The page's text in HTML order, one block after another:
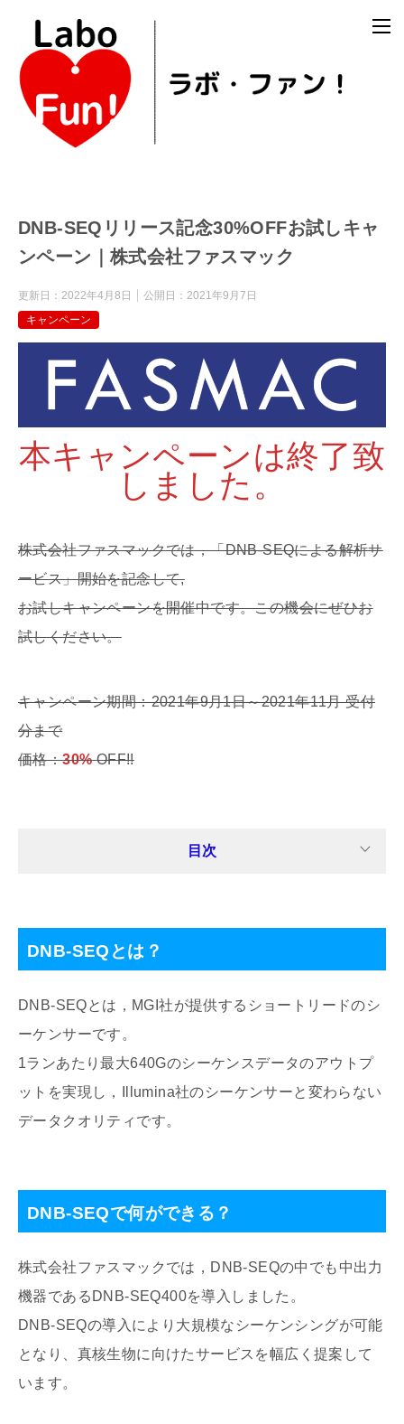
DNB-SEQリリース記念30%OFFお試しキャ
ンペーン｜株式会社ファスマック
更新日： 2022年4月8日 公開日： 2021年9月7日
キャンペーン
本キャンペーンは終了致
しました。
株式会社ファスマックでは，「DNB-SEQによる解析サ
ービス」開始を記念して,
お試しキャンペーンを開催中です。この機会にぜひお
試しください。
キャンペーン期間：2021年9月1日～2021年11月 受付
分まで
価格：30% OFF!!
目次
DNB-SEQとは？
DNB-SEQとは，MGI社が提供するショートリードのシ
ーケンサーです。
1ランあたり最大640Gのシーケンスデータのアウトプ
ットを実現し，Illumina社のシーケンサーと変わらない
データクオリティです。
DNB-SEQで何ができる？
株式会社ファスマックでは，DNB-SEQの中でも中出力
機器であるDNB-SEQ400を導入しました。
DNB-SEQの導入により大規模なシーケンシングが可能
となり、真核生物に向けたサービスを幅広く提案して
います。